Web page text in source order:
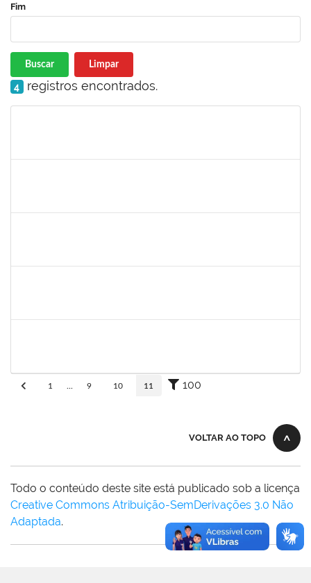
Fim
Buscar Limpar
4 registros encontrados.
1 9 10 11 100
VOLTAR AO TOPO
Todo o conteúdo deste site está publicado sob a licença
Creative Commons Atribuição-SemDerivações 3.0 Não
Adaptada.